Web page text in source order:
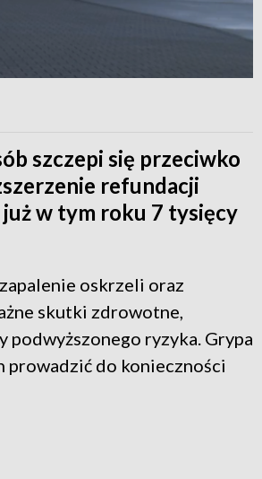
szczepi się przeciwko
refundacji
już w tym roku 7 tysięcy
oskrzeli oraz
skutki zdrowotne,
podwyższonego ryzyka. Grypa
prowadzić do konieczności